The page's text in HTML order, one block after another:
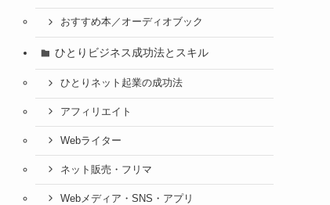
おすすめ本／オーディオブック
ひとりビジネス成功法とスキル
ひとりネット起業の成功法
アフィリエイト
Webライター
ネット販売・フリマ
Webメディア・SNS・アプリ